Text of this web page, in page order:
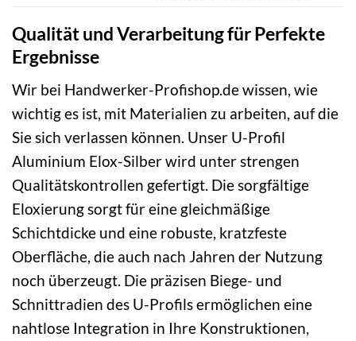
Qualität und Verarbeitung für Perfekte
Ergebnisse
Wir bei Handwerker-Profishop.de wissen, wie
wichtig es ist, mit Materialien zu arbeiten, auf die
Sie sich verlassen können. Unser U-Profil
Aluminium Elox-Silber wird unter strengen
Qualitätskontrollen gefertigt. Die sorgfältige
Eloxierung sorgt für eine gleichmäßige
Schichtdicke und eine robuste, kratzfeste
Oberfläche, die auch nach Jahren der Nutzung
noch überzeugt. Die präzisen Biege- und
Schnittradien des U-Profils ermöglichen eine
nahtlose Integration in Ihre Konstruktionen,